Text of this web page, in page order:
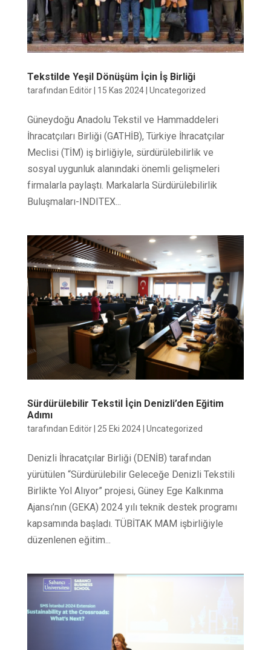
Tekstilde Yeşil Dönüşüm İçin İş Birliği
tarafından Editör| 15 Kas 2024| Uncategorized
Güneydoğu Anadolu Tekstil ve Hammaddeleri
İhracatçıları Birliği (GATHİB), Türkiye İhracatçılar
Meclisi (TİM) iş birliğiyle, sürdürülebilirlik ve
sosyal uygunluk alanındaki önemli gelişmeleri
firmalarla paylaştı. Markalarla Sürdürülebilirlik
Buluşmaları-INDITEX...
Sürdürülebilir Tekstil İçin Denizli’den Eğitim
Adımı
tarafından Editör| 25 Eki 2024| Uncategorized
Denizli İhracatçılar Birliği (DENİB) tarafından
yürütülen “Sürdürülebilir Geleceğe Denizli Tekstili
Birlikte Yol Alıyor” projesi, Güney Ege Kalkınma
Ajansı’nın (GEKA) 2024 yılı teknik destek programı
kapsamında başladı. TÜBİTAK MAM işbirliğiyle
düzenlenen eğitim...